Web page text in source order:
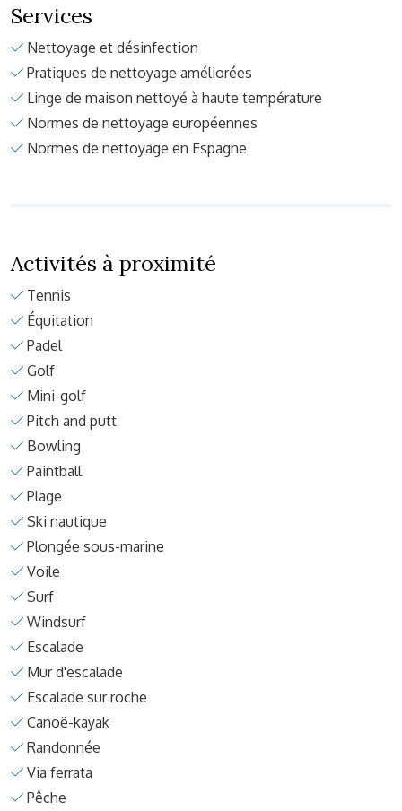
Services
Nettoyage et désinfection
Pratiques de nettoyage améliorées
Linge de maison nettoyé à haute température
Normes de nettoyage européennes
Normes de nettoyage en Espagne
Activités à proximité
Tennis
Équitation
Padel
Golf
Mini-golf
Pitch and putt
Bowling
Paintball
Plage
Ski nautique
Plongée sous-marine
Voile
Surf
Windsurf
Escalade
Mur d'escalade
Escalade sur roche
Canoë-kayak
Randonnée
Via ferrata
Pêche